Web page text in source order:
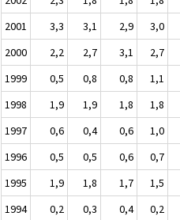
2001
3,3 3,1 2,9 3,0
2000
2,2 2,7 3,1 2,7
1999
0,5 0,8 0,8 1,1
1998
1,9 1,9 1,8 1,8
1997
0,6 0,4 0,6 1,0
1996
0,5 0,5 0,6 0,7
1995
1,9 1,8 1,7 1,5
1994
0,2 0,3 0,4 0,2